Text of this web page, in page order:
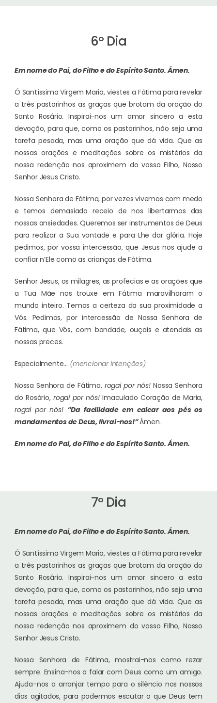
6º Dia
Em nome do Pai, do Filho e do Espírito Santo.Ámen.
Ó Santíssima Virgem Maria, viestes a Fátima para revelar
a três pastorinhos as graças que brotam da oração do
Santo Rosário. Inspirai-nos um amor sincero a esta
devoção, para que, como os pastorinhos, não seja uma
tarefa pesada, mas uma oração que dá vida. Que as
nossas orações e meditações sobre os mistérios da
nossa redenção nos aproximem do vosso Filho, Nosso
Senhor Jesus Cristo.
Nossa Senhora de Fátima, por vezes vivemos com medo
e temos demasiado receio de nos libertarmos das
nossas ansiedades. Queremos ser instrumentos de Deus
para realizar a Sua vontade e para Lhe dar glória. Hoje
pedimos, por vossa intercessão, que Jesus nos ajude a
confiar n’Ele como as crianças de Fátima.
Senhor Jesus, os milagres, as profecias e as orações que
a Tua Mãe nos trouxe em Fátima maravilharam o
mundo inteiro. Temos a certeza da sua proximidade a
Vós. Pedimos, por intercessão de Nossa Senhora de
Fátima, que Vós, com bondade, ouçais e atendais as
nossas preces.
Especialmente… (mencionar intenções)
Nossa Senhora de Fátima, rogai por nós!Nossa Senhora
do Rosário,rogai por nós!Imaculado Coração de Maria,
rogai por nós! “Da facilidade em calcar aos pés os
mandamentos de Deus, livrai-nos!”Ámen.
Em nome do Pai, do Filho e do Espírito Santo.Ámen.
7º Dia
Em nome do Pai, do Filho e do Espírito Santo.Ámen.
Ó Santíssima Virgem Maria, viestes a Fátima para revelar
a três pastorinhos as graças que brotam da oração do
Santo Rosário. Inspirai-nos um amor sincero a esta
devoção, para que, como os pastorinhos, não seja uma
tarefa pesada, mas uma oração que dá vida. Que as
nossas orações e meditações sobre os mistérios da
nossa redenção nos aproximem do vosso Filho, Nosso
Senhor Jesus Cristo.
Nossa Senhora de Fátima, mostrai-nos como rezar
sempre. Ensina-nos a falar com Deus como um amigo.
Ajuda-nos a arranjar tempo para o silêncio nos nossos
dias agitados, para podermos escutar o que Deus tem